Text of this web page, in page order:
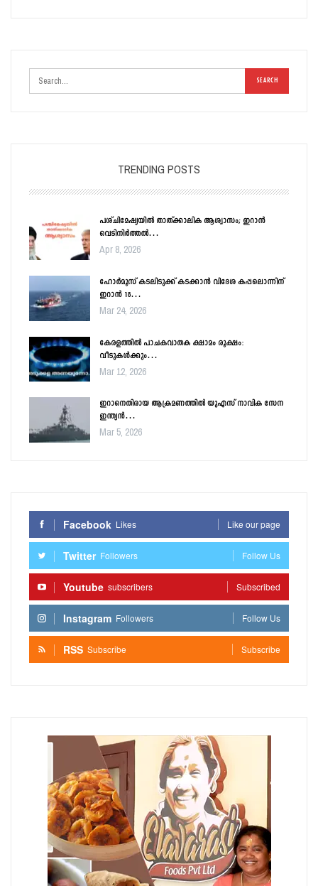
TRENDING POSTS
പശ്ചിമേഷ്യയിൽ താത്ക്കാലിക ആശ്വാസം; ഇറാൻ
വെടിനിർത്തൽ…
Apr 8, 2026
ഹോർമൂസ് കടലിടുക്ക് കടക്കാൻ വിദേശ കപ്പലൊന്നിന്
ഇറാൻ 18…
Mar 24, 2026
കേരളത്തിൽ പാചകവാതക ക്ഷാമം രൂക്ഷം:
വീടുകൾക്കും…
Mar 12, 2026
ഇറാനെതിരായ ആക്രമണത്തിൽ യുഎസ് നാവിക സേന
ഇന്ത്യൻ…
Mar 5, 2026
Facebook Likes Like our page
Twitter Followers Follow Us
Youtube subscribers Subscribed
Instagram Followers Follow Us
RSS Subscribe Subscribe